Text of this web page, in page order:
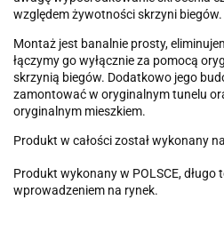
względem żywotności skrzyni biegów.
Montaż jest banalnie prosty,
łączymy go wyłącznie za pomocą
skrzynią biegów. Dodatkowo jego
zamontować w oryginalnym tunelu
oryginalnym mieszkiem.
Produkt w całości został wykonany
Produkt wykonany w POLSCE, długo
wprowadzeniem na rynek.